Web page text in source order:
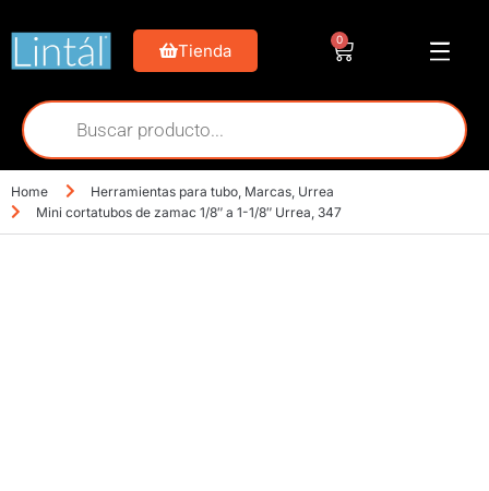
Tienda
0
Home Herramientas para tubo, Marcas, Urrea
Mini cortatubos de zamac 1/8″ a 1-1/8″ Urrea, 347